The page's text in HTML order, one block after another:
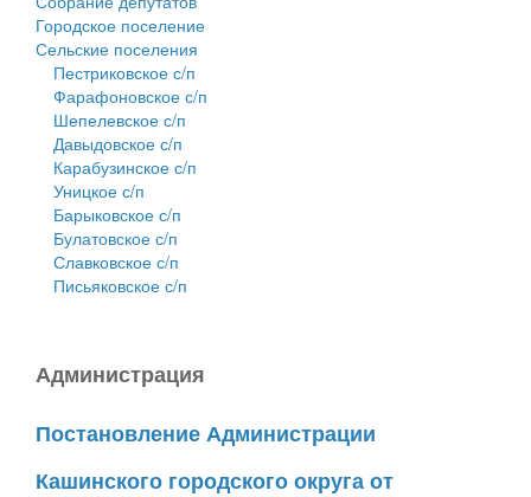
Городское поселение
Сельские поселения
Пестриковское с/п
Фарафоновское с/п
Шепелевское с/п
Давыдовское с/п
Карабузинское с/п
Уницкое с/п
Барыковское с/п
Булатовское с/п
Славковское с/п
Письяковское с/п
Администрация
Постановление Администрации
Кашинского городского округа от